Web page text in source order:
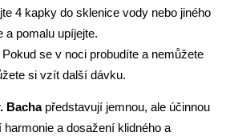
4 kapky do sklenice vody nebo jiného
a pomalu upíjejte.
Pokud se v noci probudíte a nemůžete
si vzít další dávku.
Bachapředstavují jemnou, ale účinnou
a dosažení klidného a